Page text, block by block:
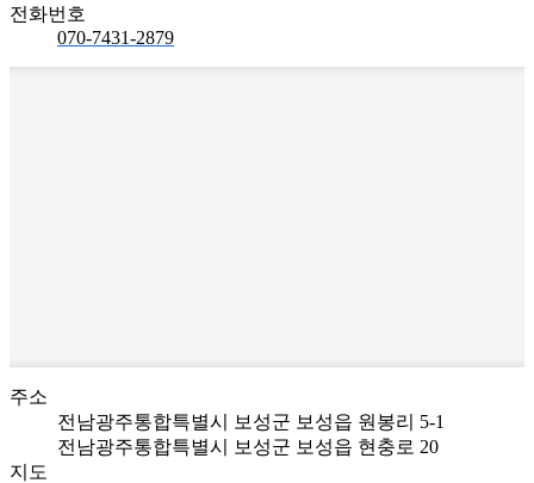
전화번호
070-7431-2879
주소
전남광주통합특별시 보성군 보성읍 원봉리 5-1
전남광주통합특별시 보성군 보성읍 현충로 20
지도